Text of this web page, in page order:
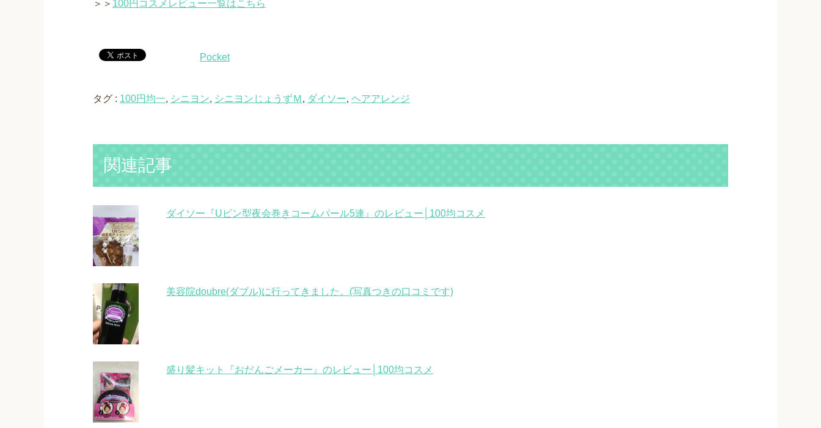
＞＞ 100円コスメレビュー一覧はこちら
Pocket
タグ : 100円均一, シニヨン, シニヨンじょうずＭ, ダイソー, ヘアアレンジ
関連記事
ダイソー『Uピン型夜会巻きコームパール5連』のレビュー│100均コスメ
美容院doubre(ダブル)に行ってきました。(写真つきの口コミです)
盛り髪キット『おだんごメーカー』のレビュー│100均コスメ